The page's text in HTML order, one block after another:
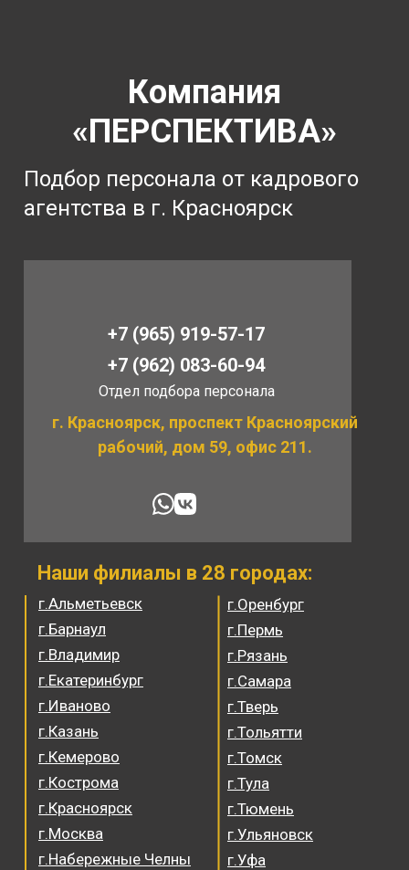
г.Оренбург
г.Пермь
г.Рязань
г.Самара
г.Тверь
г.Тольятти
г.Томск
г.Тула
г.Тюмень
г.Ульяновск
г.Уфа
г.Альметьевск
г.Барнаул
г.Владимир
г.Екатеринбург
г.Иваново
г.Казань
г.Кемерово
г.Кострома
г.Красноярск
г.Москва
г.Набережные Челны
Наши филиалы в 28 городах:
Отдел подбора персонала
+7 (965) 919-57-17
+7 (962) 083-60-94
г. Красноярск, проспект Красноярский
рабочий, дом 59, офис 211.
Подбор персонала от кадрового
агентства в г. Красноярск
Компания
«ПЕРСПЕКТИВА»